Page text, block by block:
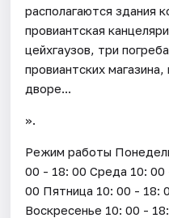
располагаются здания
провиантская
цейхгаузов, три
провиантских
дворе...
».
Режим работы
00 - 18: 00 Среда 10: 00
00 Пятница 10: 00 - 18:
Воскресенье 10: 00 -